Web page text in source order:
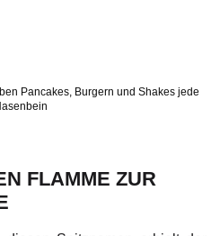
Pancakes, Burgern und Shakes jede
FLAMME ZUR